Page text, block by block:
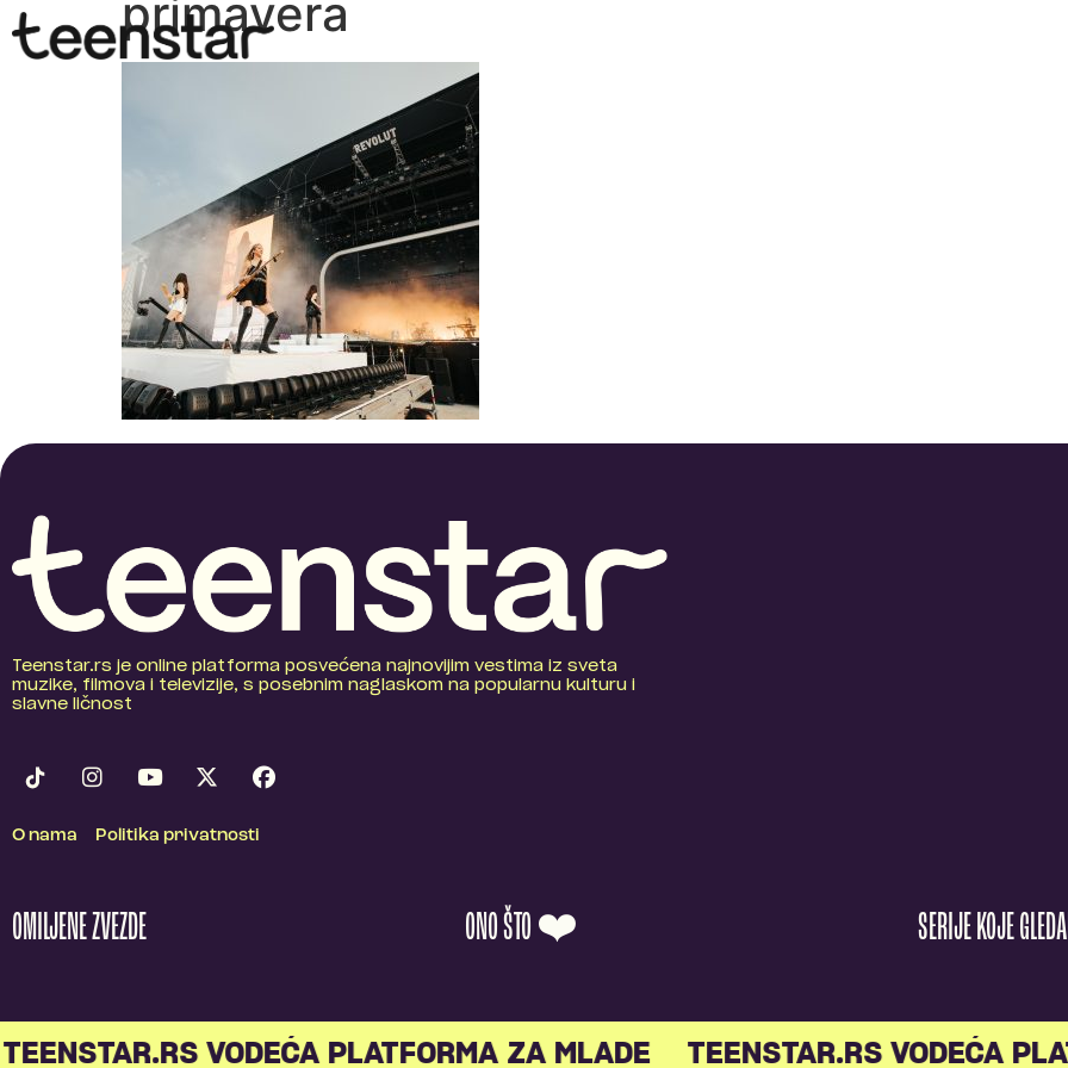
primavera
Teenstar.rs je online platforma posvećena najnovijim vestima iz sveta
muzike, filmova i televizije, s posebnim naglaskom na popularnu kulturu i
slavne ličnost
O nama Politika privatnosti
OMILJENE ZVEZDE ONO ŠTO ❤️ SERIJE KOJE
VODEĆA PLATFORMA ZA MLADE TEENSTAR.RS VODEĆA